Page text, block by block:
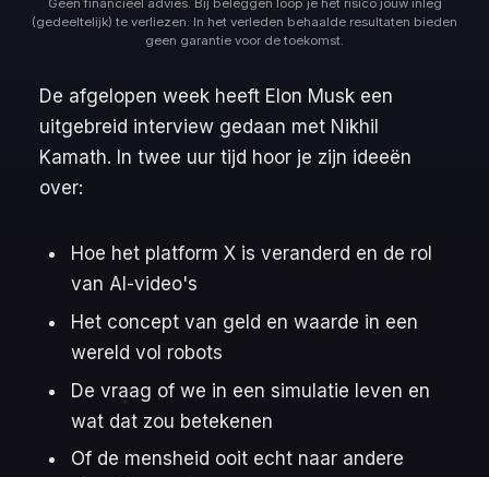
(gedeeltelijk) te verliezen. In het verleden behaalde resultaten bieden
geen garantie voor de toekomst.
De afgelopen week heeft Elon Musk een
uitgebreid interview gedaan met Nikhil
Kamath. In twee uur tijd hoor je zijn ideeën
over:
Hoe het platform X is veranderd en de rol
van AI-video's
Het concept van geld en waarde in een
wereld vol robots
De vraag of we in een simulatie leven en
wat dat zou betekenen
Of de mensheid ooit echt naar andere